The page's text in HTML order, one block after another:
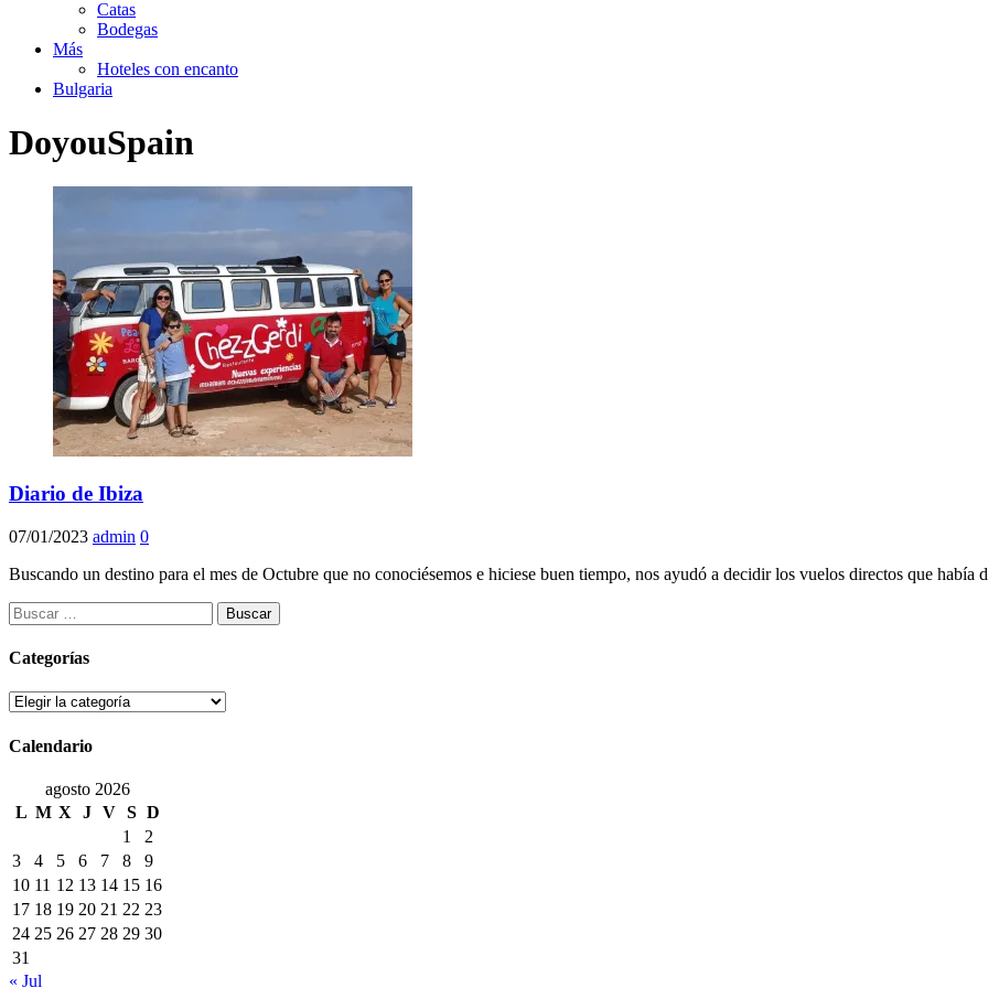
Catas
Bodegas
Más
Hoteles con encanto
Bulgaria
DoyouSpain
Diario de Ibiza
07/01/2023 admin 0
Buscando un destino para el mes de Octubre que no conociésemos e hiciese buen tiempo, nos ayudó a decidir los vuelos directos que había
Buscar:
Categorías
Categorías
Calendario
agosto 2026
L M X J V S D
1
2
3
4 5 6 7 8
9
10 11 12 13 14 15 16
17 18 19 20 21 22 23
24 25 26 27 28 29 30
31
« Jul